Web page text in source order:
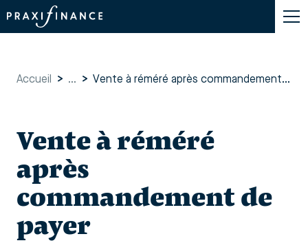
Accueil > ... > Vente à réméré après commandement de payer
Vente à réméré
après
commandement de
payer